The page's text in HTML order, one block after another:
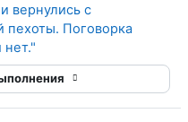
вернулись с
пехоты. Поговорка
нет."